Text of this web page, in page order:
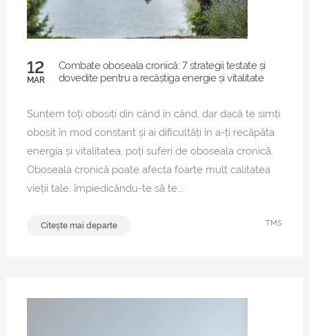
12
MAR
Combate oboseala cronică: 7 strategii testate și
dovedite pentru a recâștiga energie și vitalitate
Suntem toți obosiți din când în când, dar dacă te simți
obosit în mod constant și ai dificultăți în a-ți recăpăta
energia și vitalitatea, poți suferi de oboseala cronică.
Oboseala cronică poate afecta foarte mult calitatea
vieții tale, împiedicându-te să te...
Citește mai departe TMS